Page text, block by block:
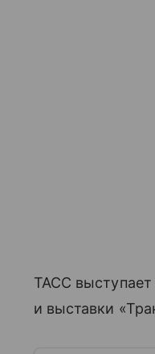
ТАСС
и выставки